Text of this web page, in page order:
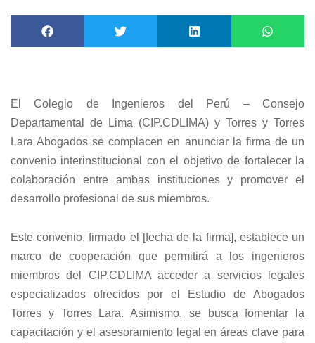
El Colegio de Ingenieros del Perú – Consejo
Departamental de Lima (CIP.CDLIMA) y Torres y Torres
Lara Abogados se complacen en anunciar la firma de un
convenio interinstitucional con el objetivo de fortalecer la
colaboración entre ambas instituciones y promover el
desarrollo profesional de sus miembros.
Este convenio, firmado el [fecha de la firma], establece un
marco de cooperación que permitirá a los ingenieros
miembros del CIP.CDLIMA acceder a servicios legales
especializados ofrecidos por el Estudio de Abogados
Torres y Torres Lara. Asimismo, se busca fomentar la
capacitación y el asesoramiento legal en áreas clave para